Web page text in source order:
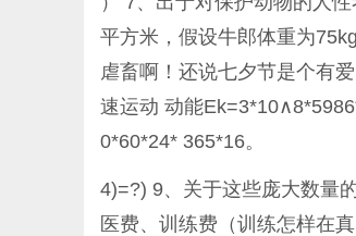
平方米，假设牛郎体重为
虐畜啊！还说七夕节是个有
速运动 动能
0*60*24* 365*16。
4)=?) 9、关于这些庞大数量
医费、训练费（训练怎样在